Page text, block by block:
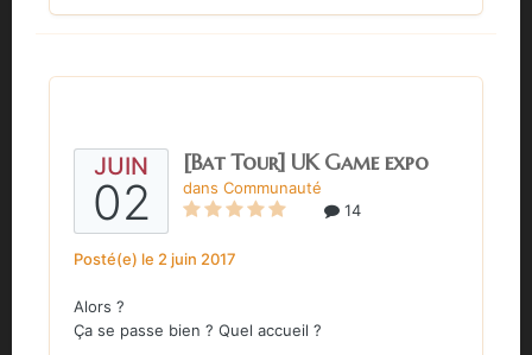
JUIN
02
[Bat Tour] UK Game expo
dans Communauté
14
Posté(e) le 2 juin 2017
Alors ?
Ça se passe bien ? Quel accueil ?